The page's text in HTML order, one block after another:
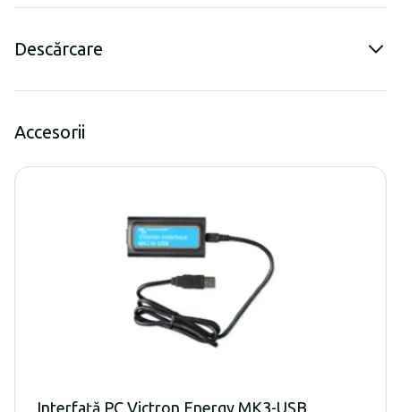
Descărcare
Accesorii
Interfață PC Victron Energy MK3-USB